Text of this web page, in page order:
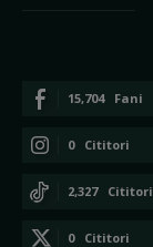
15,704 Fani
0 Cititori
2,327 Cititori
0 Cititori